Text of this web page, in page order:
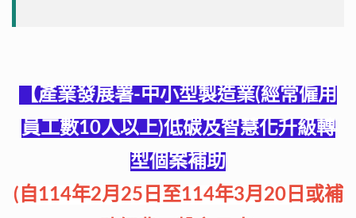
【產業發展署-中小型製造業(經常僱用
員工數10人以上)低碳及智慧化升級轉
型個案補助
(自114年2月25日至114年3月20日或補